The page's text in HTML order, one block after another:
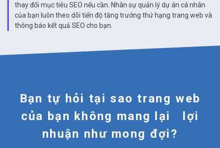
thay đổi mục tiêu SEO nếu cần. Nhân sự quản lý dự án cá nhân
của bạn luôn theo dõi tiến độ tăng trưởng thứ hạng trang web và
thông báo kết quả SEO cho bạn.
Bạn tự hỏi tại sao trang web
của bạn không mang lại
lợi
nhuận như mong đợi?